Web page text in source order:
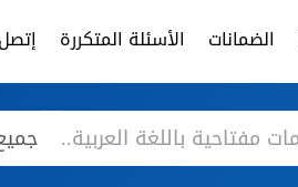
الضمانات الأسئلة المتكررة